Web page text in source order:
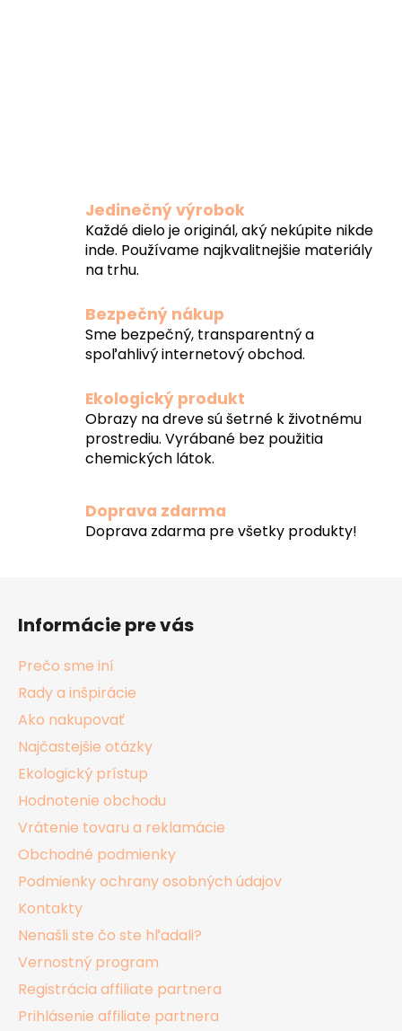
Jedinečný výrobok
Každé dielo je originál, aký nekúpite nikde
inde. Používame najkvalitnejšie materiály
na trhu.
Bezpečný nákup
Sme bezpečný, transparentný a
spoľahlivý internetový obchod.
Ekologický produkt
Obrazy na dreve sú šetrné k životnému
prostrediu. Vyrábané bez použitia
chemických látok.
Doprava zdarma
Doprava zdarma pre všetky produkty!
Informácie pre vás
Prečo sme iní
Rady a inšpirácie
Ako nakupovať
Najčastejšie otázky
Ekologický prístup
Hodnotenie obchodu
Vrátenie tovaru a reklamácie
Obchodné podmienky
Podmienky ochrany osobných údajov
Kontakty
Nenašli ste čo ste hľadali?
Vernostný program
Registrácia affiliate partnera
Prihlásenie affiliate partnera